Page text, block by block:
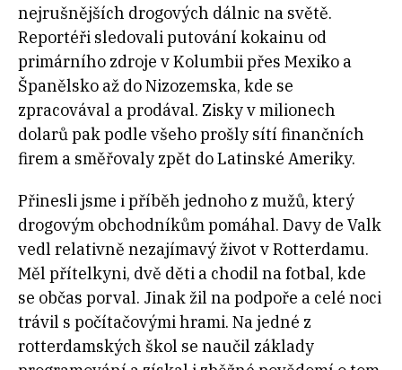
nejrušnějších drogových dálnic na světě.
Reportéři sledovali putování kokainu od
primárního zdroje v Kolumbii přes Mexiko a
Španělsko až do Nizozemska, kde se
zpracovával a prodával. Zisky v milionech
dolarů pak podle všeho prošly sítí finančních
firem a směřovaly zpět do Latinské Ameriky.
Přinesli jsme i příběh jednoho z mužů, který
drogovým obchodníkům pomáhal. Davy de Valk
vedl relativně nezajímavý život v Rotterdamu.
Měl přítelkyni, dvě děti a chodil na fotbal, kde
se občas porval. Jinak žil na podpoře a celé noci
trávil s počítačovými hrami. Na jedné z
rotterdamských škol se naučil základy